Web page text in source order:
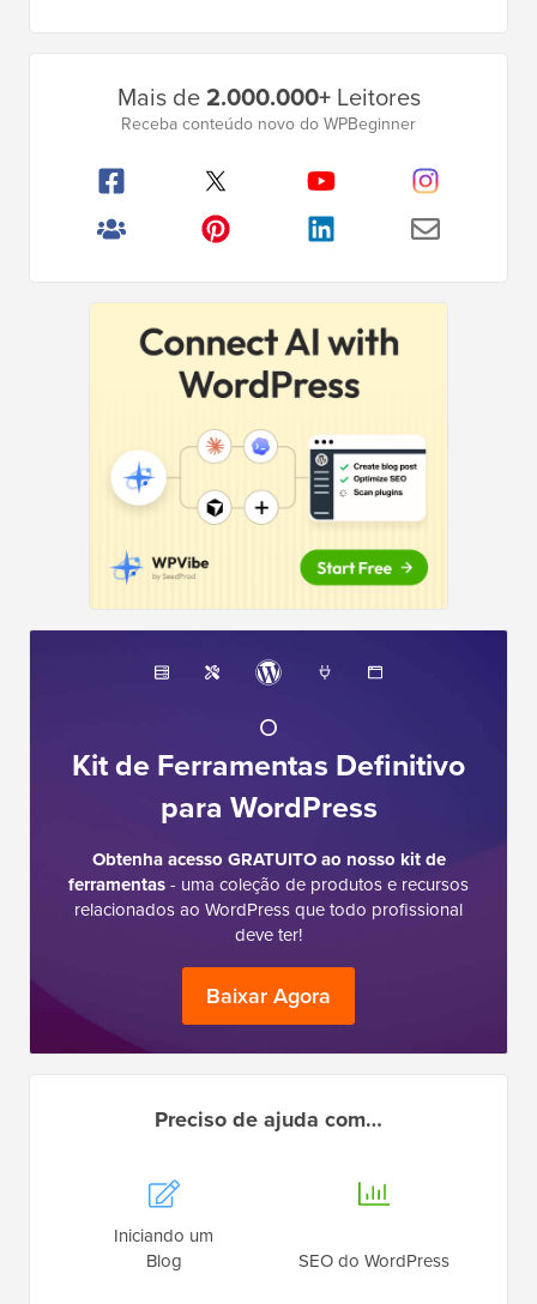
Mais de2.000.000+Leitores
Receba conteúdo novo do WPBeginner
O
Kit de Ferramentas Definitivo
para WordPress
Obtenha acesso GRATUITO ao nosso kit de
ferramentas- uma coleção de produtos e recursos
relacionados ao WordPress que todo profissional
deve ter!
Baixar Agora
Preciso de ajuda com…
Iniciando um
Blog
SEO do WordPress